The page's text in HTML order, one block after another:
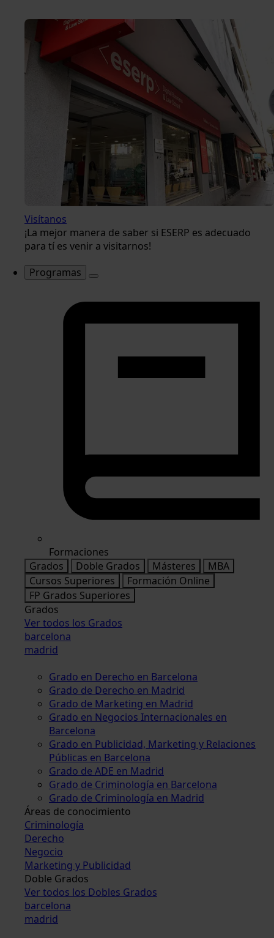
Visítanos
¡La mejor manera de saber si ESERP es adecuado
para tí es venir a visitarnos!
Programas
Formaciones
Grados
Doble Grados Másteres
MBA
Cursos Superiores
Formación Online
FP Grados Superiores
Grados
Ver todos los Grados
barcelona
madrid
Grado en Derecho en Barcelona
Grado de Derecho en Madrid
Grado de Marketing en Madrid
Grado en Negocios Internacionales en
Barcelona
Grado en Publicidad, Marketing y Relaciones
Públicas en Barcelona
Grado de ADE en Madrid
Grado de Criminología en Barcelona
Grado de Criminología en Madrid
Áreas de conocimiento
Criminología
Derecho
Negocio
Marketing y Publicidad
Doble Grados
Ver todos los Dobles Grados
barcelona
madrid